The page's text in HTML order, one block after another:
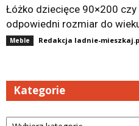
Łóżko dziecięce 90×200
odpowiedni rozmiar do
Meble Redakcja ladnie-
Kategorie
Kategorie